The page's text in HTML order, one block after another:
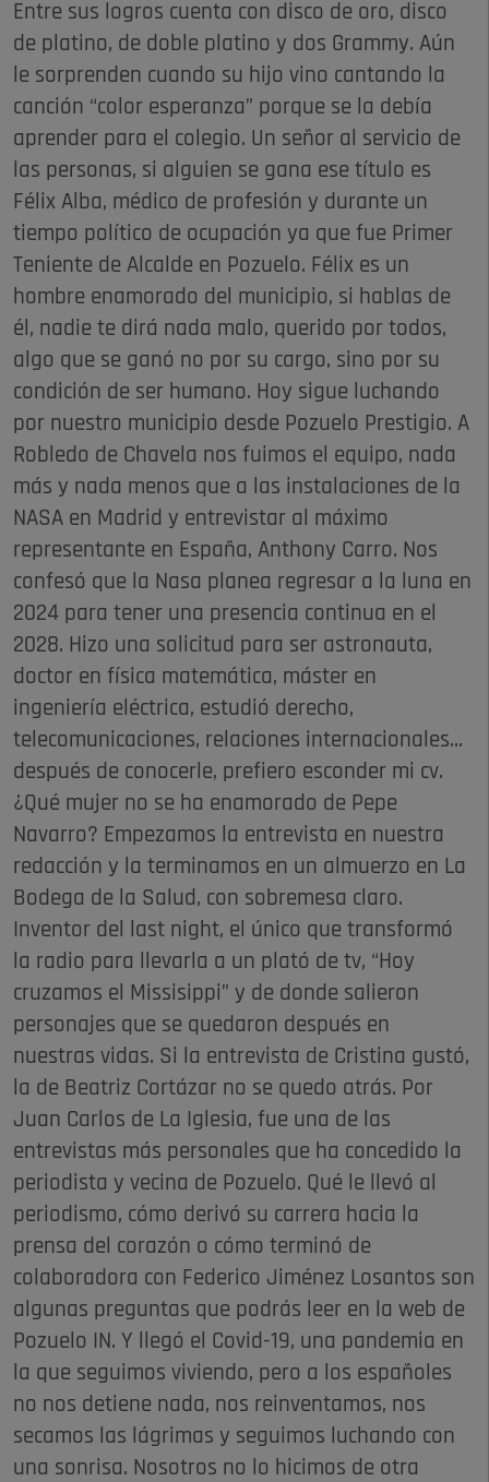
Entre sus logros cuenta con disco de oro, disco
de platino, de doble platino y dos Grammy. Aún
le sorprenden cuando su hijo vino cantando la
canción “color esperanza” porque se la debía
aprender para el colegio. Un señor al servicio de
las personas, si alguien se gana ese título es
Félix Alba, médico de profesión y durante un
tiempo político de ocupación ya que fue Primer
Teniente de Alcalde en Pozuelo. Félix es un
hombre enamorado del municipio, si hablas de
él, nadie te dirá nada malo, querido por todos,
algo que se ganó no por su cargo, sino por su
condición de ser humano. Hoy sigue luchando
por nuestro municipio desde Pozuelo Prestigio. A
Robledo de Chavela nos fuimos el equipo, nada
más y nada menos que a las instalaciones de la
NASA en Madrid y entrevistar al máximo
representante en España, Anthony Carro. Nos
confesó que la Nasa planea regresar a la luna en
2024 para tener una presencia continua en el
2028. Hizo una solicitud para ser astronauta,
doctor en física matemática, máster en
ingeniería eléctrica, estudió derecho,
telecomunicaciones, relaciones internacionales...
después de conocerle, prefiero esconder mi cv.
¿Qué mujer no se ha enamorado de Pepe
Navarro? Empezamos la entrevista en nuestra
redacción y la terminamos en un almuerzo en La
Bodega de la Salud, con sobremesa claro.
Inventor del last night, el único que transformó
la radio para llevarla a un plató de tv, “Hoy
cruzamos el Missisippi” y de donde salieron
personajes que se quedaron después en
nuestras vidas. Si la entrevista de Cristina gustó,
la de Beatriz Cortázar no se quedo atrás. Por
Juan Carlos de La Iglesia, fue una de las
entrevistas más personales que ha concedido la
periodista y vecina de Pozuelo. Qué le llevó al
periodismo, cómo derivó su carrera hacia la
prensa del corazón o cómo terminó de
colaboradora con Federico Jiménez Losantos son
algunas preguntas que podrás leer en la web de
Pozuelo IN. Y llegó el Covid-19, una pandemia en
la que seguimos viviendo, pero a los españoles
no nos detiene nada, nos reinventamos, nos
secamos las lágrimas y seguimos luchando con
una sonrisa. Nosotros no lo hicimos de otra